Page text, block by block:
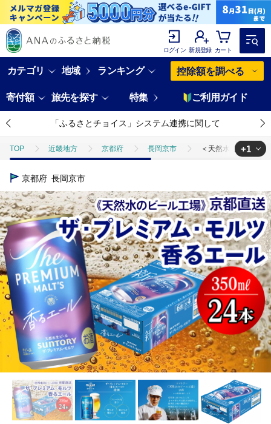
ログイン 新規登録 カート
カテゴリ 地域 ランキング 控除額を調べる
寄付額 旅先を探す 特集 ご利用ガイド
「ふるさとチョイス」システム連携に関して
TOP 近畿地方 京都府 長岡京市 ＜天然水のビール
TOP
+1
京都府 長岡京市